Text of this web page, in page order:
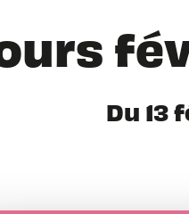
Du 13